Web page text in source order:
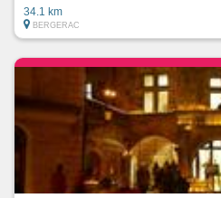
34.1 km
BERGERAC